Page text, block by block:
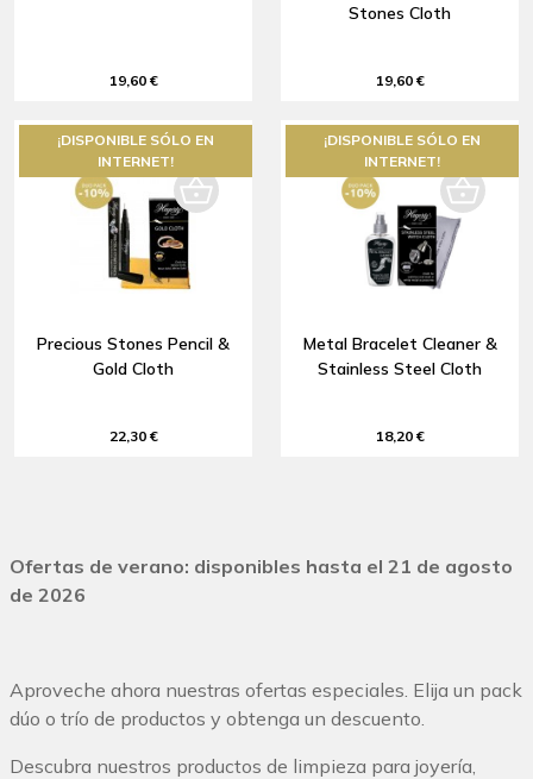
19,60 €
Stones Cloth
19,60 €
Precious Stones Pencil &
Gold Cloth
22,30 €
¡DISPONIBLE SÓLO EN
INTERNET!
Metal Bracelet Cleaner &
Stainless Steel Cloth
18,20 €
¡DISPONIBLE SÓLO EN
INTERNET!
Ofertas de verano: disponibles hasta el 21 de agosto
de 2026
Aproveche ahora nuestras ofertas especiales. Elija un pack
dúo o trío de productos y obtenga un descuento.
Descubra nuestros productos de limpieza para joyería,